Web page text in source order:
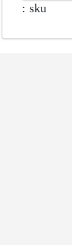
sku :